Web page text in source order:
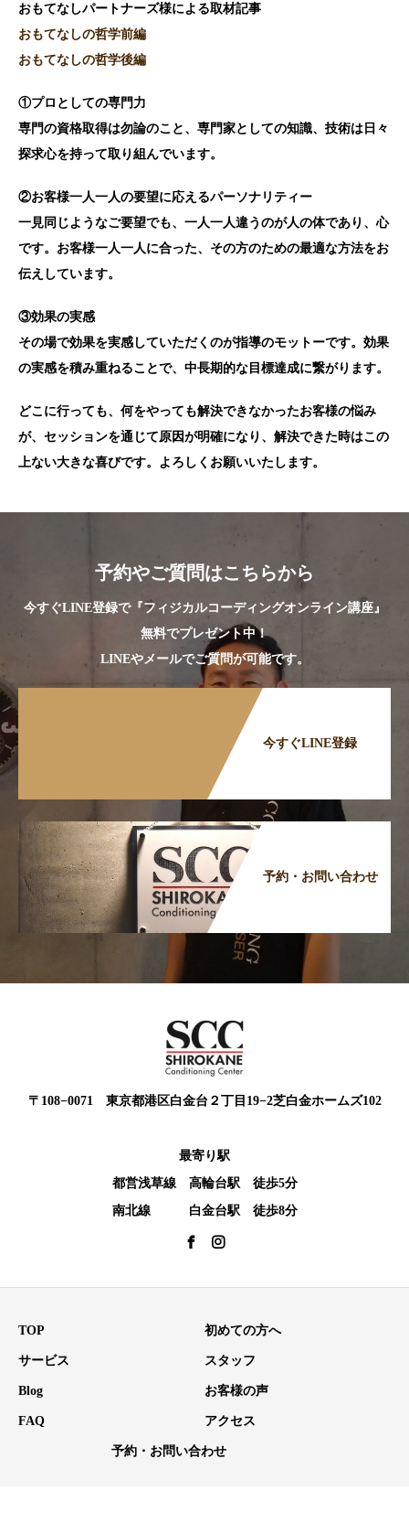
おもてなしパートナーズ様による取材記事
おもてなしの哲学前編
おもてなしの哲学後編
①プロとしての専門力
専門の資格取得は勿論のこと、専門家としての知識、技術は日々
探求心を持って取り組んでいます。
②お客様一人一人の要望に応えるパーソナリティー
一見同じようなご要望でも、一人一人違うのが人の体であり、心
です。お客様一人一人に合った、その方のための最適な方法をお
伝えしています。
③効果の実感
その場で効果を実感していただくのが指導のモットーです。効果
の実感を積み重ねることで、中長期的な目標達成に繋がります。
どこに行っても、何をやっても解決できなかったお客様の悩み
が、セッションを通じて原因が明確になり、解決できた時はこの
上ない大きな喜びです。よろしくお願いいたします。
予約やご質問はこちらから
今すぐLINE登録で『フィジカルコーディングオンライン講座』
無料でプレゼント中！
LINEやメールでご質問が可能です。
今すぐLINE登録
予約・お問い合わせ
〒108−0071 東京都港区白金台２丁目19−2芝白金ホームズ102
最寄り駅
都営浅草線 高輪台駅 徒歩5分
南北線 白金台駅 徒歩8分
TOP 初めての方へ
サービス スタッフ
Blog お客様の声
FAQ アクセス
予約・お問い合わせ